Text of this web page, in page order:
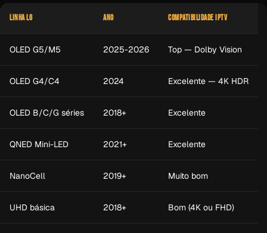
LINHA LG ANO COMPATIBILIDADE IPTV
OLED G5/M5 2025-2026 Top — Dolby Vision
OLED G4/C4 2024 Excelente — 4K HDR
OLED B/C/G séries 2018+ Excelente
QNED Mini-LED 2021+ Excelente
NanoCell 2019+ Muito bom
UHD básica 2018+ Bom (4K ou FHD)